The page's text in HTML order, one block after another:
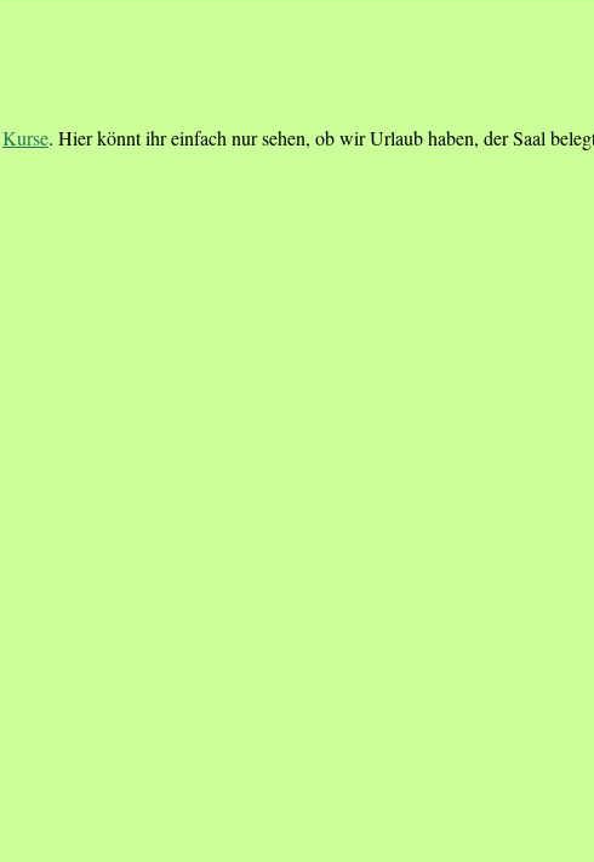
Kurse. Hier könnt ihr einfach nur sehen, ob wir Urlaub haben, der Saal